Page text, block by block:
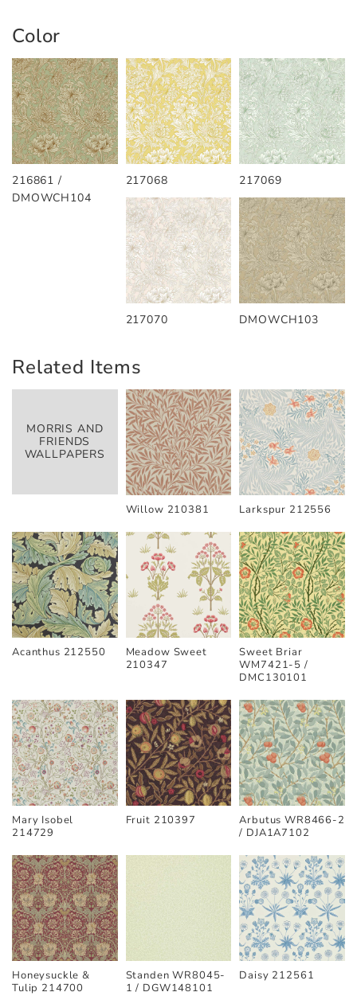
Color
216861 /
DMOWCH104
217068 217069
217070 DMOWCH103
Related Items
MORRIS AND
FRIENDS
WALLPAPERS
Willow 210381 Larkspur 212556
Acanthus 212550
Meadow Sweet
210347
Sweet Briar
WM7421-5 /
DMC130101
Mary Isobel
214729
Fruit 210397
Arbutus WR8466-2
/ DJA1A7102
Honeysuckle &
Tulip 214700
Standen WR8045-
1 / DGW148101
Daisy 212561